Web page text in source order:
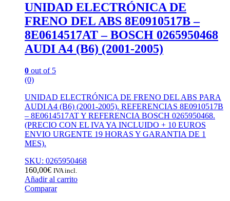
UNIDAD ELECTRÓNICA DE
FRENO DEL ABS 8E0910517B –
8E0614517AT – BOSCH 0265950468
AUDI A4 (B6) (2001-2005)
0 out of 5
(0)
UNIDAD ELECTRÓNICA DE FRENO DEL ABS PARA
AUDI A4 (B6) (2001-2005). REFERENCIAS 8E0910517B
– 8E0614517AT Y REFERENCIA BOSCH 0265950468.
(PRECIO CON EL IVA YA INCLUIDO + 10 EUROS
ENVIO URGENTE 19 HORAS Y GARANTIA DE 1
MES).
SKU: 0265950468
160,00€ IVA incl.
Añadir al carrito
Comparar